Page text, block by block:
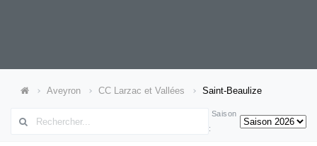
Aveyron CC Larzac et Vallées Saint-Beaulize
Saison
: